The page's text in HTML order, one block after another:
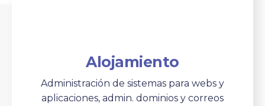
Alojamiento
Administración de sistemas para webs y
aplicaciones, admin. dominios y correos